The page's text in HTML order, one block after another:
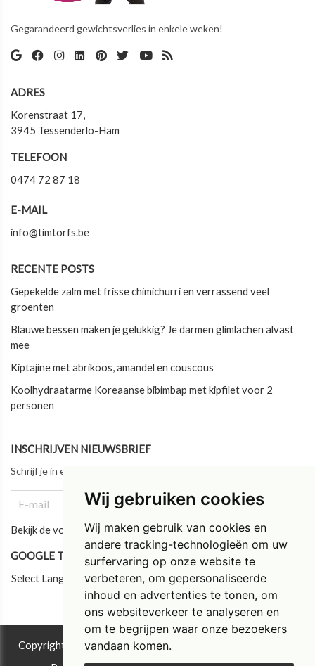
Wij gebruiken cookies
Wij maken gebruik van cookies en
andere tracking-technologieën om uw
surfervaring op onze website te
verbeteren, om gepersonaliseerde
inhoud en advertenties te tonen, om
ons websiteverkeer te analyseren en
om te begrijpen waar onze bezoekers
vandaan komen.
Gegarandeerd gewichtsverlies in enkele weken!
ADRES
Korenstraat 17,
3945 Tessenderlo-Ham
TELEFOON
0474 72 87 18
E-MAIL
info@timtorfs.be
RECENTE POSTS
Gepekelde zalm met frisse chimichurri en verrassend veel
groenten
Blauwe bessen maken je gelukkig? Je darmen glimlachen alvast
mee
Kiptajine met abrikoos, amandel en couscous
Koolhydraatarme Koreaanse bibimbap met kipfilet voor 2
personen
INSCHRIJVEN NIEUWSBRIEF
Schrijf je in en blijf als eerste op de hoogte van ons laatste nieuws!
Bekijk de vorige updates
GOOGLE TRANSLATE
Select Language
Copyright © 2026 Instituut Tim Torfs ®. All rights reserved.